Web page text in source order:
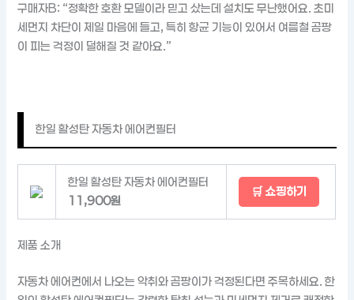
구매자B: “정확한 호환 모델이라 믿고 샀는데 설치도 무난했어요. 초미
세먼지 차단이 제일 마음에 들고, 특히 항균 기능이 있어서 여름철 곰팡
이 피는 걱정이 덜해질 것 같아요.”
한일 활성탄 자동차 에어컨필터
한일 활성탄 자동차 에어컨필터
11,900원
🛒 쇼핑하기
제품 소개
자동차 에어컨에서 나오는 악취와 곰팡이가 걱정된다면 주목하세요. 한